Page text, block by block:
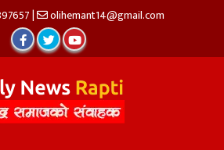
| olihemant14@gmail.com